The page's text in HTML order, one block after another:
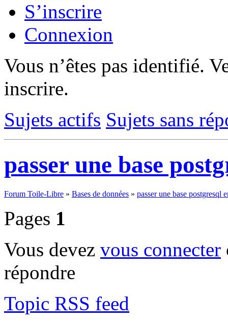
S’inscrire
Connexion
Vous n’êtes pas identifié.
inscrire.
Sujets actifs Sujets sans
passer une base
Forum Toile-Libre » Bases de données » passer une base postgresql
Pages 1
Vous devez vous connecter
répondre
Topic RSS feed